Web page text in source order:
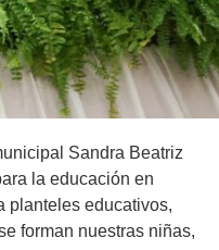
Sandra Beatriz
la educación en
planteles educativos,
forman nuestras niñas,